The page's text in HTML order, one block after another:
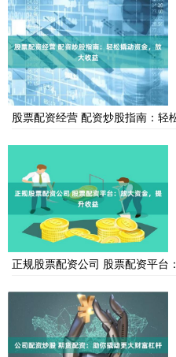
股票配资经营 配资炒股指南：轻
正规股票配资公司 股票配资平台